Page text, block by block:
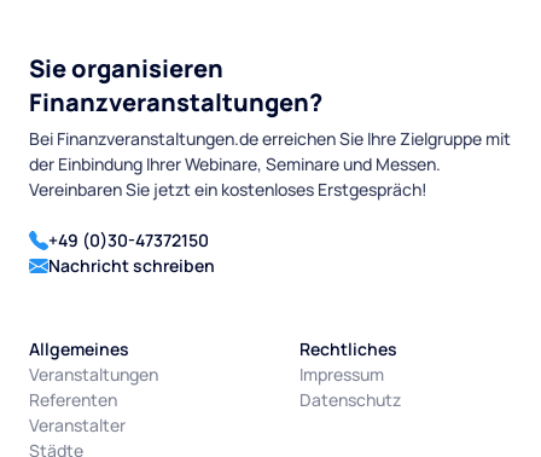
Sie organisieren
Finanzveranstaltungen?
Bei Finanzveranstaltungen.de erreichen Sie Ihre Zielgruppe mit
der Einbindung Ihrer Webinare, Seminare und Messen.
Vereinbaren Sie jetzt ein kostenloses Erstgespräch!
+49 (0)30-47372150
Nachricht schreiben
Allgemeines
Veranstaltungen
Referenten
Veranstalter
Städte
Rechtliches
Impressum
Datenschutz